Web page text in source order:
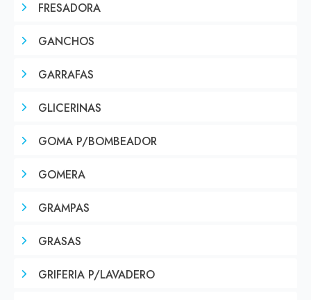
FRESADORA
GANCHOS
GARRAFAS
GLICERINAS
GOMA P/BOMBEADOR
GOMERA
GRAMPAS
GRASAS
GRIFERIA P/LAVADERO